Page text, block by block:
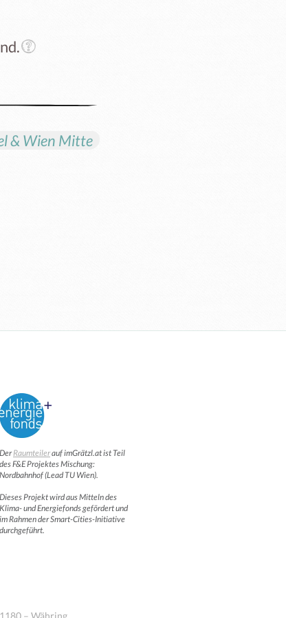
& Wien Mitte
DerRaumteilerauf imGrätzl.at ist Teil
des F&E Projektes Mischung:
Nordbahnhof (Lead TU Wien).
Dieses Projekt wird aus Mitteln des
Klima- und Energiefonds gefördert und
im Rahmen der Smart-Cities-Initiative
durchgeführt.
1180 – Währing